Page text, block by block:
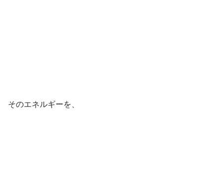
そのエネルギーを、